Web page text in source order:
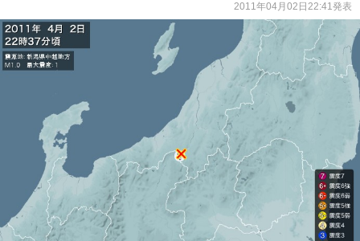
2011年04月02日22:41発表